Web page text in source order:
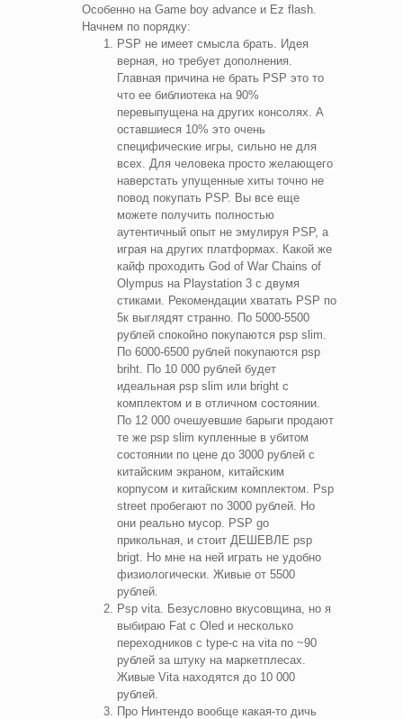
Особенно на Game boy advance и Ez flash.
Начнем по порядку:
PSP не имеет смысла брать. Идея
верная, но требует дополнения.
Главная причина не брать PSP это то
что ее библиотека на 90%
перевыпущена на других консолях. А
оставшиеся 10% это очень
специфические игры, сильно не для
всех. Для человека просто желающего
наверстать упущенные хиты точно не
повод покупать PSP. Вы все еще
можете получить полностью
аутентичный опыт не эмулируя PSP, а
играя на других платформах. Какой же
кайф проходить God of War Chains of
Olympus на Playstation 3 с двумя
стиками. Рекомендации хватать PSP по
5к выглядят странно. По 5000-5500
рублей спокойно покупаются psp slim.
По 6000-6500 рублей покупаются psp
briht. По 10 000 рублей будет
идеальная psp slim или bright с
комплектом и в отличном состоянии.
По 12 000 очешуевшие барыги продают
те же psp slim купленные в убитом
состоянии по цене до 3000 рублей с
китайским экраном, китайским
корпусом и китайским комплектом. Psp
street пробегают по 3000 рублей. Но
они реально мусор. PSP go
прикольная, и стоит ДЕШЕВЛЕ psp
brigt. Но мне на ней играть не удобно
физиологически. Живые от 5500
рублей.
Psp vita. Безусловно вкусовщина, но я
выбираю Fat с Oled и несколько
переходников с type-c на vita по ~90
рублей за штуку на маркетплесах.
Живые Vita находятся до 10 000
рублей.
Про Нинтендо вообще какая-то дичь